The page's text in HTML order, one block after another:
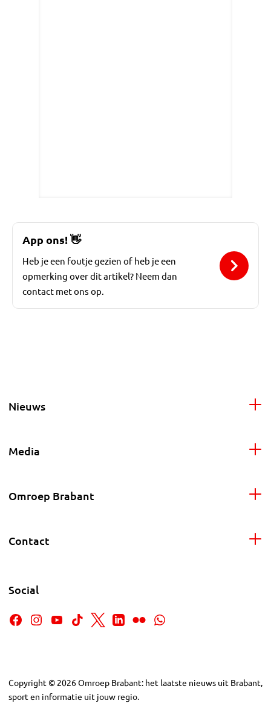
App ons!👋
Heb je een foutje gezien of heb je een
opmerking over dit artikel? Neem dan
contact met ons op.
Nieuws
Media
Omroep Brabant
Contact
Social
Copyright © 2026Omroep Brabant: het laatste nieuws uit Brabant,
sport en informatie uit jouw regio.